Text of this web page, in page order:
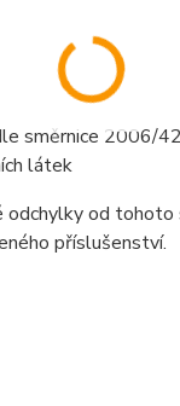
směrnice 2006/
látek
odchylky od
příslušenství.